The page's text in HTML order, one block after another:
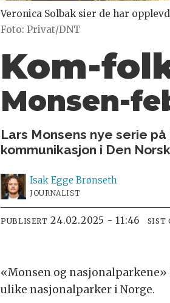
Veronica Solbak sier de har
Foto: Privat/DNT
Kom-
Monsen-
Lars Monsens nye serie
kommunikasjon i Den
Isak Egge Brønseth
JOURNALIST
PUBLISERT 24.02.2025 - 11:46 SIST
«Monsen og
ulike nasjonalparker i Norge.